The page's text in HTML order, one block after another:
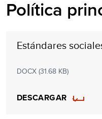
Política
Estándares
DOCX (31.68 KB)
DESCARGAR